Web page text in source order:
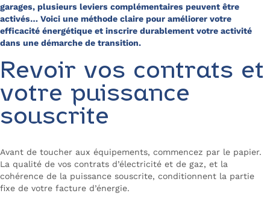
garages, plusieurs leviers complémentaires peuvent être
activés… Voici une méthode claire pour améliorer votre
efficacité énergétique et inscrire durablement votre activité
dans une démarche de transition.
Revoir vos contrats et
votre puissance
souscrite
Avant de toucher aux équipements, commencez par le papier.
La qualité de vos contrats d’électricité et de gaz, et la
cohérence de la puissance souscrite, conditionnent la partie
fixe de votre facture d’énergie.